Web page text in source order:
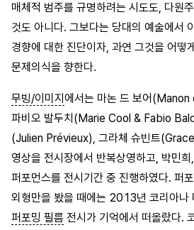
매체적 범주를 규명하려는 시도도, 다원
것도 아니다. 그보다는 당대의 예술에서
경향에 대한 진단이자, 과연 그것을 어떻
문제의식을 향한다.
무빙/이미지에서는 마논 드 보어
파비오 발두치(Marie Cool & Fabio
(Julien Prévieux), 그라체 슈빈트
영상을 전시장에서 반복상영하고, 박민
퍼포먼스를 전시기간 중 진행하였다. 퍼
외형만을 봤을 때에는 2013년 코리아나
퍼포밍 필름 전시가 기억에서 떠올랐다.